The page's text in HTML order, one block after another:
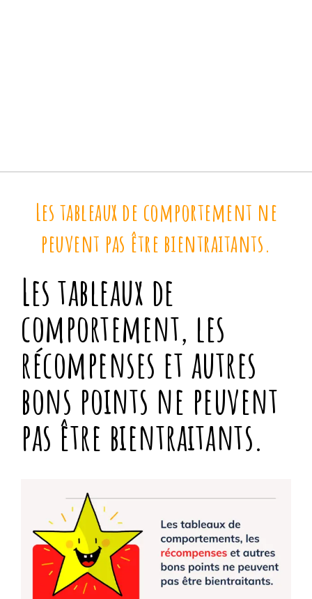
Les tableaux de comportement ne
peuvent pas être bientraitants.
Les tableaux de
comportement, les
récompenses et autres
bons points ne peuvent
pas être bientraitants.